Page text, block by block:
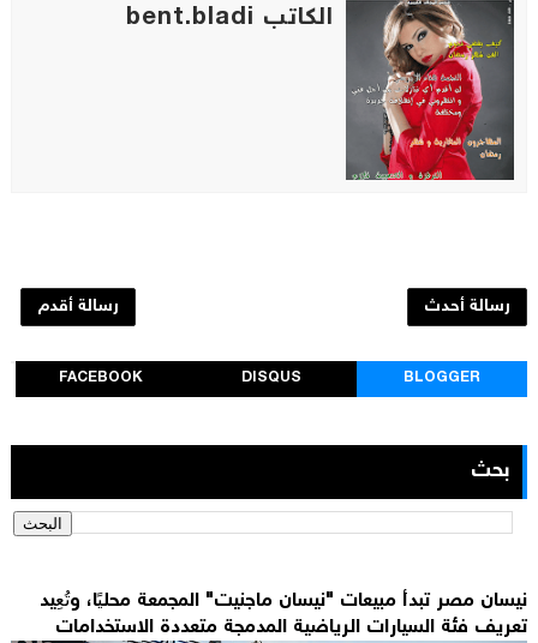
الكاتب bent.bladi
رسالة أحدث رسالة أقدم
BLOGGER
DISQUS
FACEBOOK
بحث
نيسان مصر تبدأ مبيعات "نيسان ماجنيت" المجمعة محليًا، وتُعِيد
تعريف فئة السيارات الرياضية المدمجة متعددة الاستخدامات